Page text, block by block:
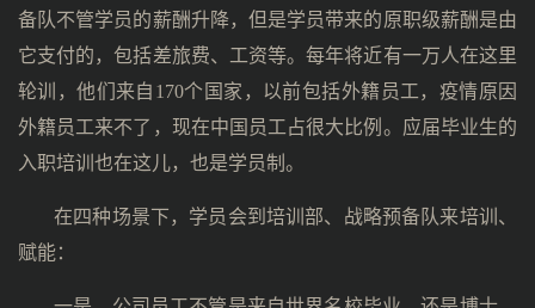
备队不管学员的薪酬升降，但是学员带来的原职级薪酬是由
它支付的，包括差旅费、工资等。每年将近有一万人在这里
轮训，他们来自170个国家，以前包括外籍员工，疫情原因
外籍员工来不了，现在中国员工占很大比例。应届毕业生的
入职培训也在这儿，也是学员制。
在四种场景下，学员会到培训部、战略预备队来培训、
赋能：